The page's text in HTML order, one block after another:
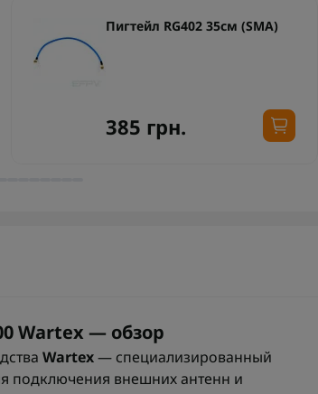
Пигтейл RG402 35см (SMA)
385 грн.
Wartex — обзор
Wartex— специализированный
подключения внешних антенн и